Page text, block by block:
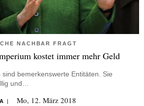
NACHBAR FRAGT
kostet immer mehr Geld
bemerkenswerte Entitäten. Sie
und…
Mo, 12. März 2018